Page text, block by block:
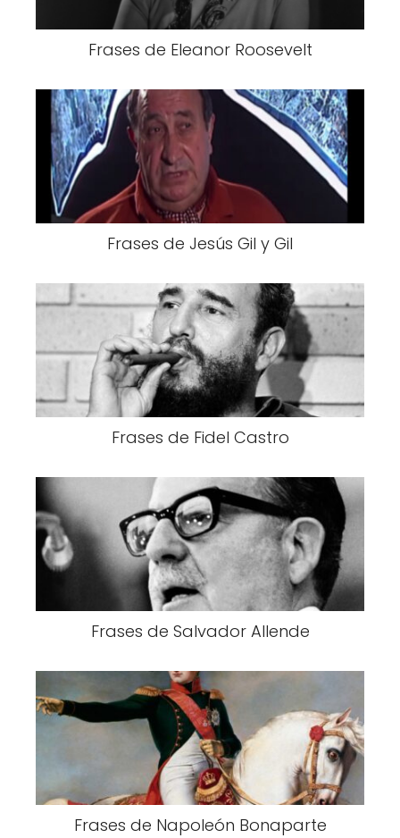
Frases de Eleanor Roosevelt
Frases de Jesús Gil y Gil
Frases de Fidel Castro
Frases de Salvador Allende
Frases de Napoleón Bonaparte